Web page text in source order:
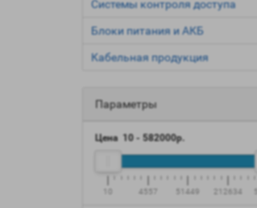
Системы контроля доступа
Блоки питания и АКБ
Кабельная продукция
Параметры
Цена 10 - 582000р.